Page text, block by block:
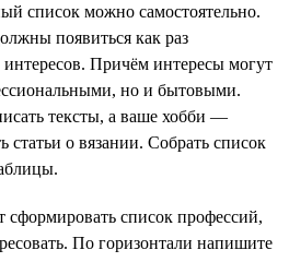
список можно самостоятельно.
появиться как раз
Причём интересы могут
но и бытовыми.
тексты, а ваше хобби —
статьи о вязании. Собрать список
сформировать список профессий,
По горизонтали напишите